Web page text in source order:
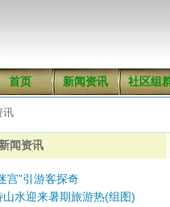
首页 新闻资讯 社区组
讯
新闻资讯
宫”引游客探奇
水迎来暑期旅游热(组图)